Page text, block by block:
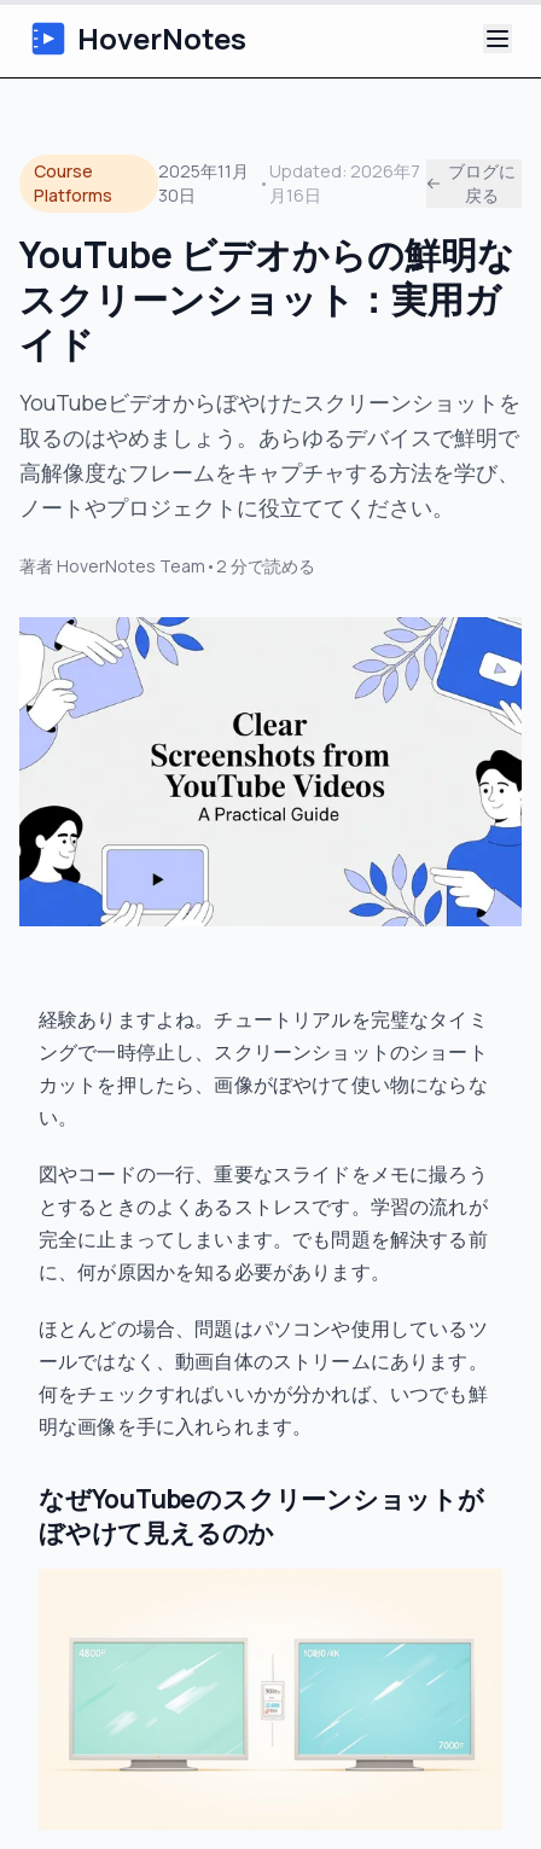
HoverNotes
Extension
AI動画ノート
チュートリアル
ブログ
Course
Platforms
2025年11月
30日
•
Updated: 2026年7
月16日
ブログに
戻る
YouTube ビデオからの鮮明な
スクリーンショット：実用ガ
イド
YouTubeビデオからぼやけたスクリーンショットを
取るのはやめましょう。あらゆるデバイスで鮮明で
高解像度なフレームをキャプチャする方法を学び、
ノートやプロジェクトに役立ててください。
著者 HoverNotes Team • 2 分で読める
経験ありますよね。チュートリアルを完璧なタイミ
ングで一時停止し、スクリーンショットのショート
カットを押したら、画像がぼやけて使い物にならな
い。
図やコードの一行、重要なスライドをメモに撮ろう
とするときのよくあるストレスです。学習の流れが
完全に止まってしまいます。でも問題を解決する前
に、何が原因かを知る必要があります。
ほとんどの場合、問題はパソコンや使用しているツ
ールではなく、動画自体のストリームにあります。
何をチェックすればいいかが分かれば、いつでも鮮
明な画像を手に入れられます。
なぜYouTubeのスクリーンショットが
ぼやけて見えるのか